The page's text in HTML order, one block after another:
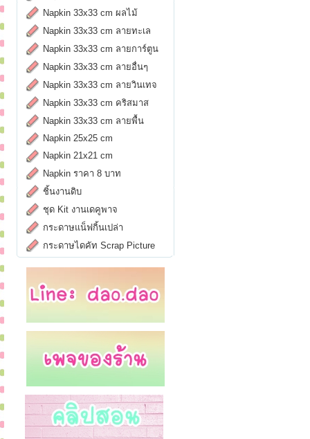
Napkin 33x33 cm ผลไม้
Napkin 33x33 cm ลายทะเล
Napkin 33x33 cm ลายการ์ตูน
Napkin 33x33 cm ลายอื่นๆ
Napkin 33x33 cm ลายวินเทจ
Napkin 33x33 cm คริสมาส
Napkin 33x33 cm ลายพื้น
Napkin 25x25 cm
Napkin 21x21 cm
Napkin ราคา 8 บาท
ชิ้นงานดิบ
ชุด Kit งานเดคูพาจ
กระดาษแน็ฟกิ้นเปล่า
กระดาษไดคัท Scrap Picture